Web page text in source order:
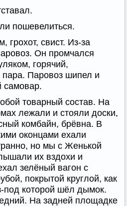
пошевелиться.
грохот, свист. Из-за
Он промчался
горячий,
Паровоз шипел и
самовар.
товарный состав. На
лежали и стояли доски,
комбайн, брёвна. В
оконцами ехали
но мы с Женькой
их вздохи и
зелёный вагон с
покрытой круглой, как
под которой шёл дымок.
На задней площадке